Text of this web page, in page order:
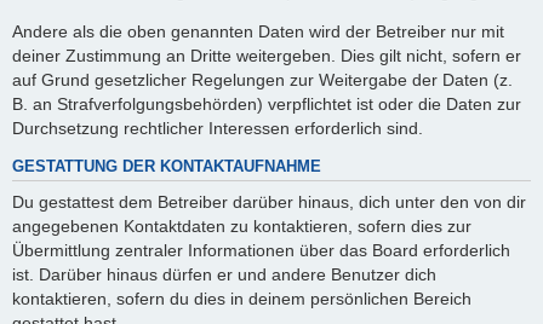
Andere als die oben genannten Daten wird der Betreiber nur mit
deiner Zustimmung an Dritte weitergeben. Dies gilt nicht, sofern er
auf Grund gesetzlicher Regelungen zur Weitergabe der Daten (z.
B. an Strafverfolgungsbehörden) verpflichtet ist oder die Daten zur
Durchsetzung rechtlicher Interessen erforderlich sind.
GESTATTUNG DER KONTAKTAUFNAHME
Du gestattest dem Betreiber darüber hinaus, dich unter den von dir
angegebenen Kontaktdaten zu kontaktieren, sofern dies zur
Übermittlung zentraler Informationen über das Board erforderlich
ist. Darüber hinaus dürfen er und andere Benutzer dich
kontaktieren, sofern du dies in deinem persönlichen Bereich